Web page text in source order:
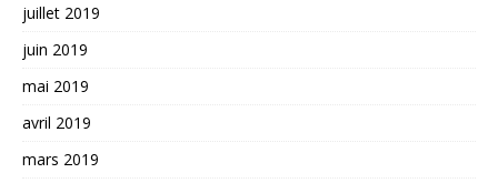
juillet 2019
juin 2019
mai 2019
avril 2019
mars 2019